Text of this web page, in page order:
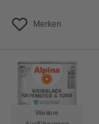
Merken
Weitere